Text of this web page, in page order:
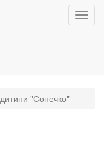
"Сонечко"